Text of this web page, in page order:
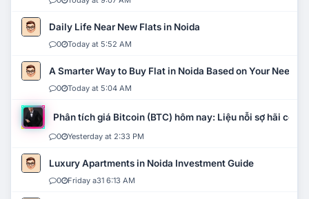
Daily Life Near New Flats in Noida
0 Today at 5:52 AM
A Smarter Way to Buy Flat in Noida Based on Your Needs
0 Today at 5:04 AM
Phân tích giá Bitcoin (BTC) hôm nay: Liệu nỗi sợ hãi có
0 Yesterday at 2:33 PM
Luxury Apartments in Noida Investment Guide
0 Friday a31 6:13 AM